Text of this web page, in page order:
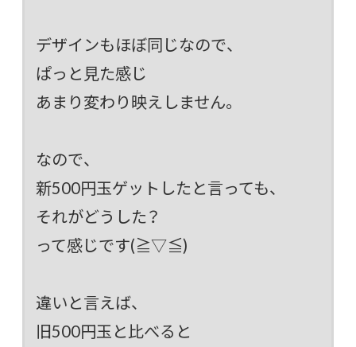
デザインもほぼ同じなので、
ぱっと見た感じ
あまり変わり映えしません。
なので、
新500円玉ゲットしたと言っても、
それがどうした？
って感じです(≧▽≦)
違いと言えば、
旧500円玉と比べると